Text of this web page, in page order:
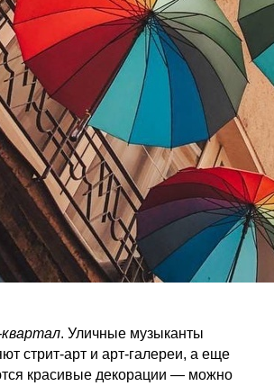
. Уличные музыканты
стрит-арт и арт-галереи, а еще
красивые декорации — можно